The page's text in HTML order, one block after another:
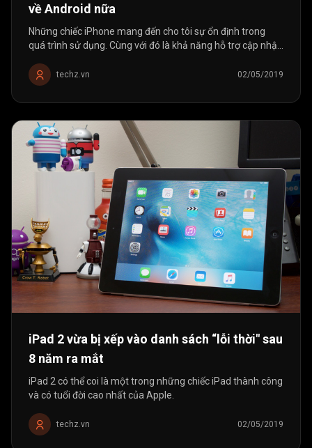
về Android nữa
Những chiếc iPhone mang đến cho tôi sự ổn định trong
quá trình sử dụng. Cùng với đó là khả năng hỗ trợ cập nhật
không có.techz.vn 02/05/2019
iPad 2 vừa bị xếp vào danh sách “lỗi thời" sau
8 năm ra mắt
iPad 2 có thể coi là một trong những chiếc iPad thành công
và có tuổi đời cao nhất của Apple.
techz.vn 02/05/2019